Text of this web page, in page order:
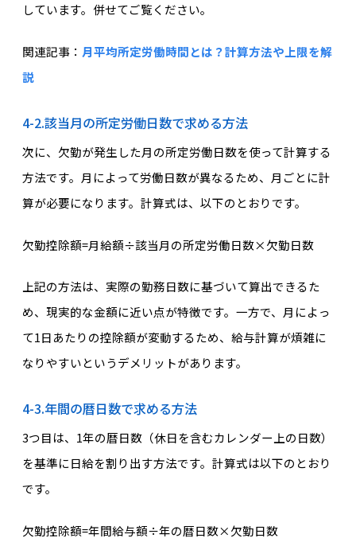
しています。併せてご覧ください。
関連記事： 月平均所定労働時間とは？計算方法や上限を解
説
4-2.該当月の所定労働日数で求める方法
次に、欠勤が発生した月の所定労働日数を使って計算する
方法です。月によって労働日数が異なるため、月ごとに計
算が必要になります。計算式は、以下のとおりです。
欠勤控除額=月給額÷該当月の所定労働日数×欠勤日数
上記の方法は、実際の勤務日数に基づいて算出できるた
め、現実的な金額に近い点が特徴です。一方で、月によっ
て1日あたりの控除額が変動するため、給与計算が煩雑に
なりやすいというデメリットがあります。
4-3.年間の暦日数で求める方法
3つ目は、1年の暦日数（休日を含むカレンダー上の日数）
を基準に日給を割り出す方法です。計算式は以下のとおり
です。
欠勤控除額=年間給与額÷年の暦日数×欠勤日数